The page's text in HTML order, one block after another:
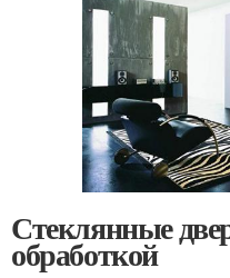
Стеклянные
обработкой